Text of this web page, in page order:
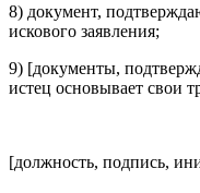
8) документ,
искового заявления;
9) [документы,
истец основывает свои
[должность, подпись,